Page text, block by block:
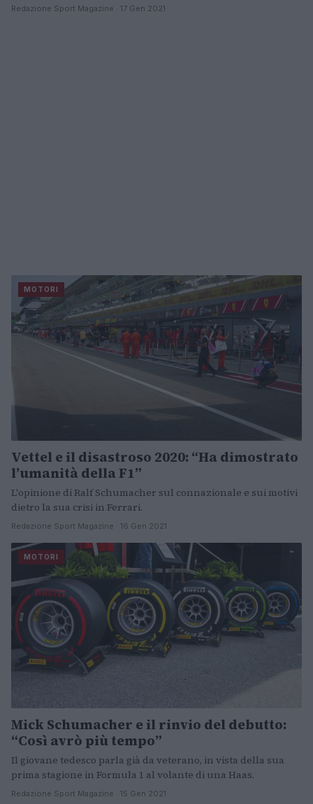
Redazione Sport Magazine · 17 Gen 2021
MOTORI
Vettel e il disastroso 2020: “Ha dimostrato
l’umanità della F1”
L'opinione di Ralf Schumacher sul connazionale e sui motivi
dietro la sua crisi in Ferrari.
Redazione Sport Magazine · 16 Gen 2021
MOTORI
Mick Schumacher e il rinvio del debutto:
“Così avrò più tempo”
Il giovane tedesco parla già da veterano, in vista della sua
prima stagione in Formula 1 al volante di una Haas.
Redazione Sport Magazine · 15 Gen 2021